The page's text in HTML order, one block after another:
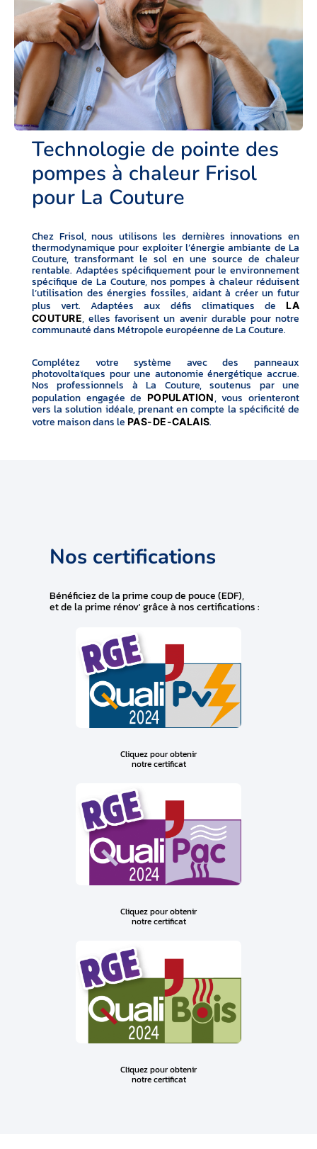
Technologie de pointe des
pompes à chaleur Frisol
pour La Couture
Chez Frisol, nous utilisons les dernières innovations en
thermodynamique pour exploiter l’énergie ambiante de La
Couture, transformant le sol en une source de chaleur
rentable. Adaptées spécifiquement pour le environnement
spécifique de La Couture, nos pompes à chaleur réduisent
l’utilisation des énergies fossiles, aidant à créer un futur
plus vert. Adaptées aux défis climatiques de
LA
COUTURE, elles favorisent un avenir durable pour notre
communauté dans Métropole européenne de La Couture.
Complétez votre système avec des panneaux
photovoltaïques pour une autonomie énergétique accrue.
Nos professionnels à La Couture, soutenus par une
population engagée de POPULATION, vous orienteront
vers la solution idéale, prenant en compte la spécificité de
votre maison dans le PAS-DE-CALAIS.
Nos certifications
Bénéficiez de la prime coup de pouce (EDF),
et de la prime rénov' grâce à nos certifications :
Cliquez pour obtenir
notre certificat
Cliquez pour obtenir
notre certificat
Cliquez pour obtenir
notre certificat